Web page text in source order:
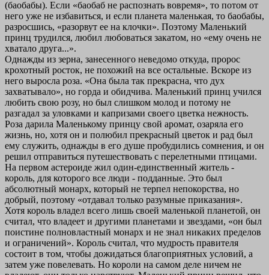
(баобабы). Если «баобаб не распознать вовремя», то потом от
него уже не избавиться, и если планета маленькая, то баобабы,
разросшись, «разорвут ее на клочки». Поэтому Маленький
принц трудился, любил любоваться закатом, но «ему очень не
хватало друга...».
Однажды из зерна, занесенного неведомо откуда, пророс
крохотный росток, не похожий на все остальные. Вскоре из
него выросла роза. «Она была так прекрасна, что дух
захватывало», но горда и обидчива. Маленький принц учился
любить свою розу, но был слишком молод и потому не
разгадал за уловками и капризами своего цветка нежность.
Роза дарила Маленькому принцу свой аромат, озаряла его
жизнь, но, хотя он и полюбил прекрасный цветок и рад был
ему служить, однажды в его душе пробудились сомнения, и он
решил отправиться путешествовать с перелетными птицами.
На первом астероиде жил один-единственный житель -
король, для которого все люди - подданные. Это был
абсолютный монарх, который не терпел непокорства, но
добрый, поэтому «отдавал только разумные приказания».
Хотя король владел всего лишь своей маленькой планетой, он
считал, что владеет и другими планетами и звездами, «он был
поистине полновластный монарх и не знал никаких пределов
и ограничений». Король считал, что мудрость правителя
состоит в том, чтобы дожидаться благоприятных условий, а
затем уже повелевать. Но короли на самом деле ничем не